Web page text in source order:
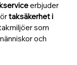
erbjuder
taksäkerhet i
som
och